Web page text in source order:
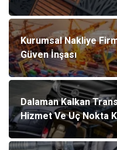
Kurumsal Nakliye
Güven İnşası
Dalaman Kalkan
Hizmet Ve Uç Nokta